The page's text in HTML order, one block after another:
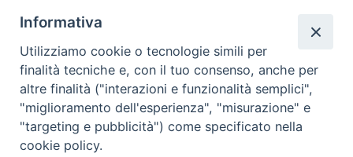
86170 Isernia
086550849
segreteria@diocesiiserniavenafro.it
I nostri social
Informativa
Utilizziamo cookie o tecnologie simili per
finalità tecniche e, con il tuo consenso, anche per
altre finalità ("interazioni e funzionalità semplici",
"miglioramento dell'esperienza", "misurazione" e
"targeting e pubblicità") come specificato nella
cookie policy.